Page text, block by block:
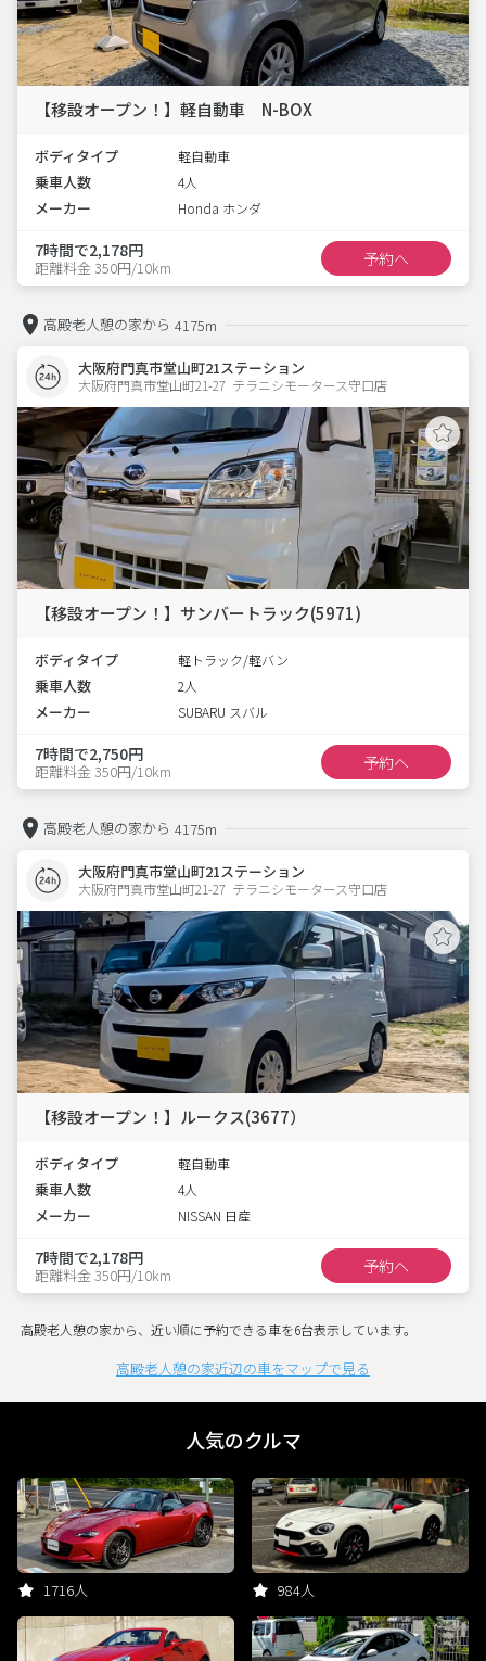
【移設オープン！】軽自動車 N-BOX
ボディタイプ 軽自動車
乗車人数 4人
メーカー Honda ホンダ
7時間で2,178円
距離料金 350円/10km 予約へ
高殿老人憩の家から 4175m
大阪府門真市堂山町21ステーション
大阪府門真市堂山町21-27  テラニシモータース守口店
【移設オープン！】サンバートラック(5971)
ボディタイプ 軽トラック/軽バン
乗車人数 2人
メーカー SUBARU スバル
7時間で2,750円
距離料金 350円/10km 予約へ
高殿老人憩の家から 4175m
大阪府門真市堂山町21ステーション
大阪府門真市堂山町21-27  テラニシモータース守口店
【移設オープン！】ルークス(3677）
ボディタイプ 軽自動車
乗車人数 4人
メーカー NISSAN 日産
7時間で2,178円
距離料金 350円/10km 予約へ
高殿老人憩の家から、近い順に予約できる車を6台表示しています。
高殿老人憩の家近辺の車をマップで見る
人気のクルマ
1716人 984人